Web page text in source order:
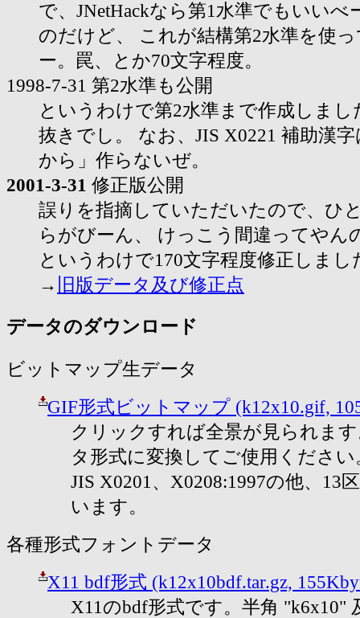
で、JNetHackなら第1水準でもいいべ
のだけど、 これが結構第2水準を使
ー。罠、とか70文字程度。
1998-7-31 第2水準も公開
というわけで第2水準まで作成しま
抜きでし。 なお、JIS X0221 補助漢
から」作らないぜ。
2001-3-31 修正版公開
誤りを指摘していただいたので、ひ
らがびーん、 けっこう間違ってや
というわけで170文字程度修正しまし
→ 旧版データ及び修正点
データのダウンロード
ビットマップ生データ
GIF形式ビットマップ (k12x10.gif,
クリックすれば全景が見られま
タ形式に変換してご使用ください
JIS X0201、X0208:1997の他、13
います。
各種形式フォントデータ
X11 bdf形式 (k12x10bdf.tar.gz,
X11のbdf形式です。半角 "k6x10"